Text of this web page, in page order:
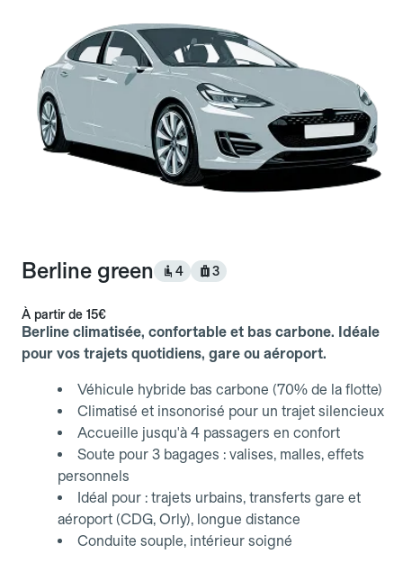
Berline green 4 3
À partir de 15€
Berline climatisée, confortable et bas carbone. Idéale
pour vos trajets quotidiens, gare ou aéroport.
Véhicule hybride bas carbone (70% de la flotte)
Climatisé et insonorisé pour un trajet silencieux
Accueille jusqu'à 4 passagers en confort
Soute pour 3 bagages : valises, malles, effets
personnels
Idéal pour : trajets urbains, transferts gare et
aéroport (CDG, Orly), longue distance
Conduite souple, intérieur soigné